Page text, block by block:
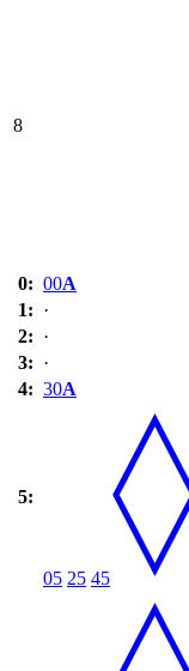
8
0: 00A
1: ·
2: ·
3: ·
4: 30A
5:
05 25 45